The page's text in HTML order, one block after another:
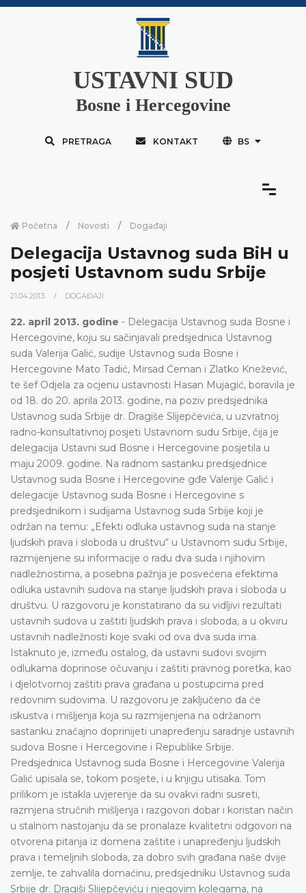
USTAVNI SUD
Bosne i Hercegovine
PRETRAGA KONTAKT BS
Početna Novosti Događaji
Delegacija Ustavnog suda BiH u
posjeti Ustavnom sudu Srbije
21.04.2013. DOGAĐAJI
22. april 2013. godine - Delegacija Ustavnog suda Bosne i
Hercegovine, koju su sačinjavali predsjednica Ustavnog
suda Valerija Galić, sudije Ustavnog suda Bosne i
Hercegovine Mato Tadić, Mirsad Ćeman i Zlatko Knežević,
te šef Odjela za ocjenu ustavnosti Hasan Mujagić, boravila je
od 18. do 20. aprila 2013. godine, na poziv predsjednika
Ustavnog suda Srbije dr. Dragiše Slijepčevića, u uzvratnoj
radno-konsultativnoj posjeti Ustavnom sudu Srbije, čija je
delegacija Ustavni sud Bosne i Hercegovine posjetila u
maju 2009. godine. Na radnom sastanku predsjednice
Ustavnog suda Bosne i Hercegovine gđe Valerije Galić i
delegacije Ustavnog suda Bosne i Hercegovine s
predsjednikom i sudijama Ustavnog suda Srbije koji je
održan na temu: „Efekti odluka ustavnog suda na stanje
ljudskih prava i sloboda u društvu“ u Ustavnom sudu Srbije,
razmijenjene su informacije o radu dva suda i njihovim
nadležnostima, a posebna pažnja je posvećena efektima
odluka ustavnih sudova na stanje ljudskih prava i sloboda u
društvu. U razgovoru je konstatirano da su vidljivi rezultati
ustavnih sudova u zaštiti ljudskih prava i sloboda, a u okviru
ustavnih nadležnosti koje svaki od ova dva suda ima.
Istaknuto je, između ostalog, da ustavni sudovi svojim
odlukama doprinose očuvanju i zaštiti pravnog poretka, kao
i djelotvornoj zaštiti prava građana u postupcima pred
redovnim sudovima. U razgovoru je zaključeno da će
iskustva i mišljenja koja su razmijenjena na održanom
sastanku značajno doprinijeti unapređenju saradnje ustavnih
sudova Bosne i Hercegovine i Republike Srbije.
Predsjednica Ustavnog suda Bosne i Hercegovine Valerija
Galić upisala se, tokom posjete, i u knjigu utisaka. Tom
prilikom je istakla uvjerenje da su ovakvi radni susreti,
razmjena stručnih mišljenja i razgovori dobar i koristan način
u stalnom nastojanju da se pronalaze kvalitetni odgovori na
otvorena pitanja iz domena zaštite i unapređenju ljudskih
prava i temeljnih sloboda, za dobro svih građana naše dvije
zemlje, te zahvalila domaćinu, predsjedniku Ustavnog suda
Srbije dr. Dragiši Slijepčeviću i njegovim kolegama, na